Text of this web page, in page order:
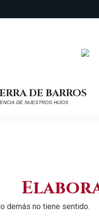
DE BARROS
DE NUESTROS HIJOS
demás no tiene sentido.